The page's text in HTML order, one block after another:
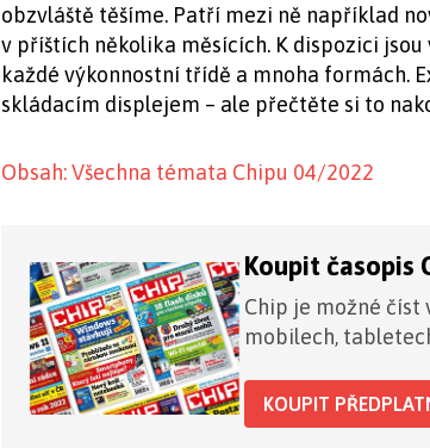
obzvláště těšíme. Patří mezi ně například
v příštích několika měsících. K dispozici
každé výkonnostní třídě a mnoha formách.
skládacím displejem – ale přečtěte si to
Obsah: Všechna témata Chipu 04/2022
Koupit časopis
Chip je možné
mobilech,
KOUPIT